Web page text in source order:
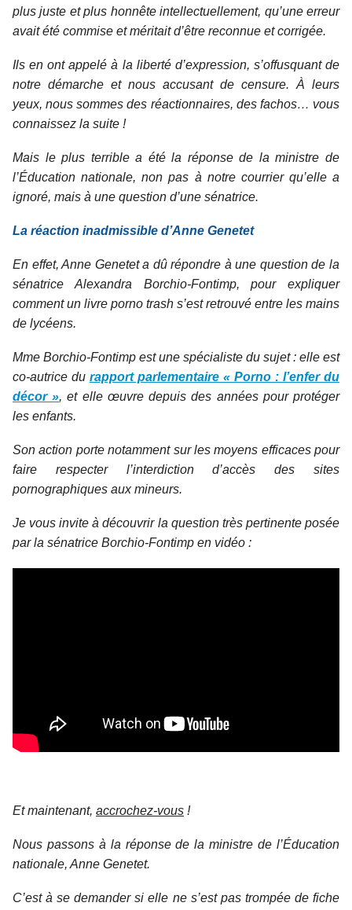
plus juste et plus honnête intellectuellement, qu’une erreur
avait été commise et méritait d’être reconnue et corrigée.
Ils en ont appelé à la liberté d’expression, s’offusquant de
notre démarche et nous accusant de censure. À leurs
yeux, nous sommes des réactionnaires, des fachos… vous
connaissez la suite !
Mais le plus terrible a été la réponse de la ministre de
l’Éducation nationale, non pas à notre courrier qu’elle a
ignoré, mais à une question d’une sénatrice.
La réaction inadmissible d’Anne Genetet
En effet, Anne Genetet a dû répondre à une question de la
sénatrice Alexandra Borchio-Fontimp, pour expliquer
comment un livre porno trash s’est retrouvé entre les mains
de lycéens.
Mme Borchio-Fontimp est une spécialiste du sujet : elle est
co-autrice du rapport parlementaire « Porno : l’enfer du
décor », et elle œuvre depuis des années pour protéger
les enfants.
Son action porte notamment sur les moyens efficaces pour
faire respecter l’interdiction d’accès des sites
pornographiques aux mineurs.
Je vous invite à découvrir la question très pertinente posée
par la sénatrice Borchio-Fontimp en vidéo :
Et maintenant, accrochez-vous !
Nous passons à la réponse de la ministre de l’Éducation
nationale, Anne Genetet.
C’est à se demander si elle ne s’est pas trompée de fiche